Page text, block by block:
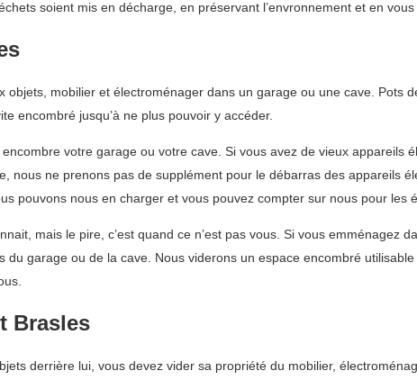
soient mis en décharge, en préservant l’envronnement et en
mobilier et électroménager dans un garage ou une cave. Pots
encombré jusqu’à ne plus pouvoir y accéder.
votre garage ou votre cave. Si vous avez de vieux
nous ne prenons pas de supplément pour le débarras des appareils
pouvons nous en charger et vous pouvez compter sur nous pour les
mais le pire, c’est quand ce n’est pas vous. Si vous emménagez
garage ou de la cave. Nous viderons un espace encombré
Brasles
derrière lui, vous devez vider sa propriété du mobilier,